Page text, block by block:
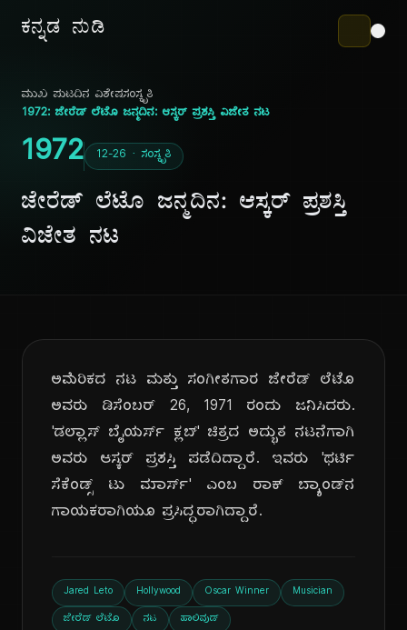
ಕನ್ನಡ ನುಡಿ
ಮುಖ ಪುಟದಿನ ವಿಶೇಷಸಂಸ್ಕೃತಿ
1972: ಜೇರೆಡ್ ಲೆಟೊ ಜನ್ಮದಿನ: ಆಸ್ಕರ್ ಪ್ರಶಸ್ತಿ ವಿಜೇತ ನಟ
1972 12-26 · ಸಂಸ್ಕೃತಿ
ಜೇರೆಡ್ ಲೆಟೊ ಜನ್ಮದಿನ: ಆಸ್ಕರ್ ಪ್ರಶಸ್ತಿ
ವಿಜೇತ ನಟ
ಅಮೆರಿಕದ ನಟ ಮತ್ತು ಸಂಗೀತಗಾರ ಜೇರೆಡ್ ಲೆಟೊ
ಅವರು ಡಿಸೆಂಬರ್ 26, 1971 ರಂದು ಜನಿಸಿದರು.
'ಡಲ್ಲಾಸ್ ಬೈಯರ್ಸ್ ಕ್ಲಬ್' ಚಿತ್ರದ ಅದ್ಭುತ ನಟನೆಗಾಗಿ
ಅವರು ಆಸ್ಕರ್ ಪ್ರಶಸ್ತಿ ಪಡೆದಿದ್ದಾರೆ. ಇವರು 'ಥರ್ಟಿ
ಸೆಕೆಂಡ್ಸ್ ಟು ಮಾರ್ಸ್' ಎಂಬ ರಾಕ್ ಬ್ಯಾಂಡ್‌ನ
ಗಾಯಕರಾಗಿಯೂ ಪ್ರಸಿದ್ಧರಾಗಿದ್ದಾರೆ.
Jared Leto Hollywood Oscar Winner Musician
ಜೇರೆಡ್ ಲೆಟೊ ನಟ ಹಾಲಿವುಡ್